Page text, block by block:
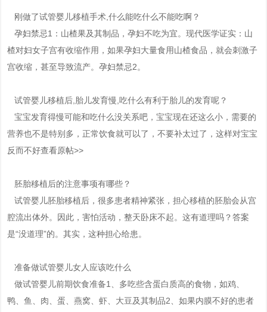
刚做了试管婴儿移植手术,什么能吃什么不能吃啊？
孕妇禁忌1：山楂果及其制品，孕妇不吃为宜。现代医学证实：山
楂对妇女子宫有收缩作用，如果孕妇大量食用山楂食品，就会刺激子
宫收缩，甚至导致流产。孕妇禁忌2。
试管婴儿移植后,胎儿发育慢,吃什么有利于胎儿的发育呢？
宝宝发育得慢可能和吃什么没关系吧，宝宝现在还这么小，需要的
营养也不是特别多，正常饮食就可以了，不要补太过了，这样对宝宝
反而不好查看原帖>>
胚胎移植后的注意事项有哪些？
试管婴儿胚胎移植后，很多患者精神紧张，担心移植的胚胎会从宫
腔流出体外。因此，害怕活动，整天卧床不起。这有道理吗？答案
是“没道理”的。其实，这种担心给患。
准备做试管婴儿女人应该吃什么
做试管婴儿前期饮食准备1、多吃些含蛋白质高的食物，如鸡、
鸭、鱼、肉、蛋、燕窝、虾、大豆及其制品2、如果内膜不好的患者